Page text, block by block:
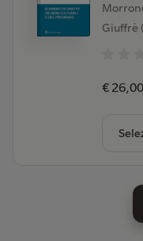
Giuffrè
€ 26,00